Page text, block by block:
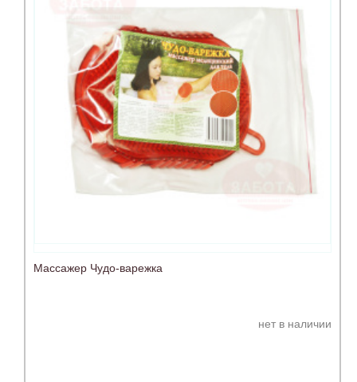
Массажер Чудо-варежка
нет в наличии